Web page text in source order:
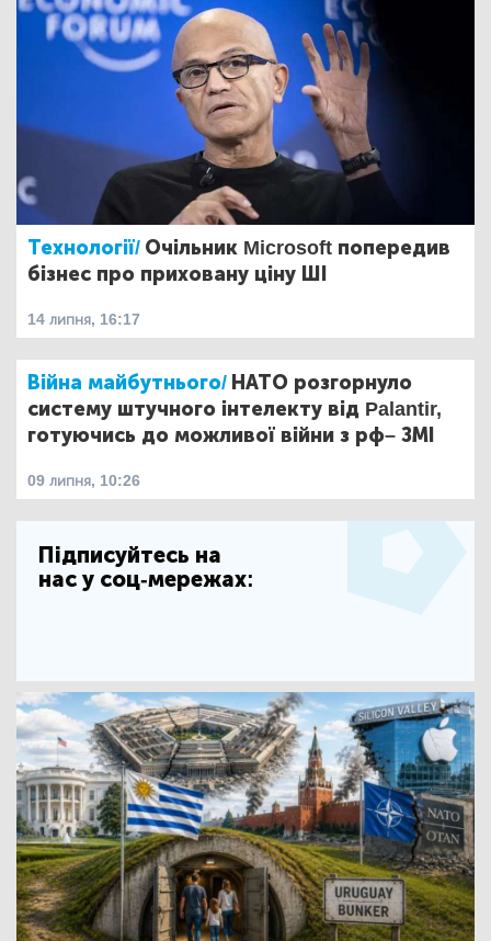
Технології/ Очільник Microsoft попередив
бізнес про приховану ціну ШІ
14 липня, 16:17
Війна майбутнього/ НАТО розгорнуло
систему штучного інтелекту від Palantir,
готуючись до можливої війни з рф– ЗМІ
09 липня, 10:26
Підписуйтесь на
нас у соц-мережах: